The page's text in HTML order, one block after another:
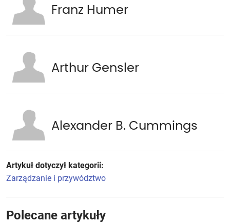
Franz Humer
Arthur Gensler
Alexander B. Cummings
Artykuł dotyczył kategorii:
Zarządzanie i przywództwo
Polecane artykuły